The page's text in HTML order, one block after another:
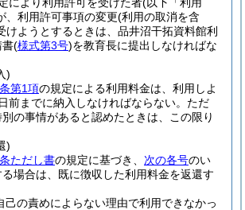
、利用許可事項の変更(利用の取消を含
けようとするときは、品井沼干拓資料館利
書(様式第3号)を教育長に提出しなければな
)
第1項の規定による利用料金は、利用しよ
前までに納入しなければならない。 ただ
の事情があると認めたときは、この限り
)
ただし書の規定に基づき、 次の各号のい
場合は、既に徴収した利用料金を返還す
己の責めによらない理由で利用できなかっ